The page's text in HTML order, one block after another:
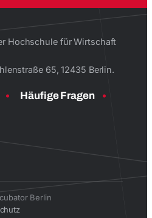
Hochschule für Wirtschaft
65, 12435 Berlin.
Häufige Fragen
Berlin